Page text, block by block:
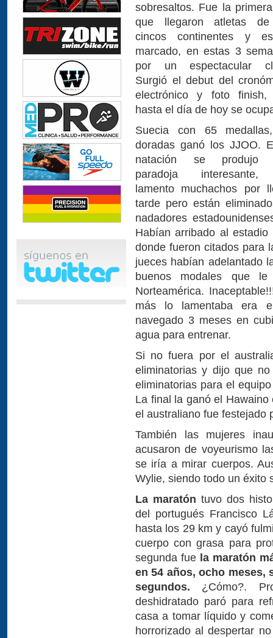
sobresaltos. Fue la
que llegaron atletas
cincos continentes y
marcado, en estas 3
por un espectacular
Surgió el debut del
electrónico y foto finish,
hasta el día de hoy se
Suecia con 65
doradas ganó los JJOO.
natación se produjo
paradoja
lamento muchachos por
tarde pero están
nadadores
Habían arribado al
donde fueron citados para
jueces habían adelantado
buenos modales que
Norteamérica.
más lo lamentaba era
navegado 3 meses en
agua para entrenar.
Si no fuera por el
eliminatorias y dijo que
eliminatorias para el
La final la ganó el
el australiano fue festejado
También las mujeres
acusaron de voyeurismo
se iría a mirar cuerpos.
Wylie, siendo todo un éxito
La maratón tuvo dos
del portugués Francisco
hasta los 29 km y cayó
cuerpo con grasa para
segunda fue la maratón
en 54 años, ocho meses,
segundos. ¿Cómo?.
deshidratado paró para
casa a tomar líquido y
horrorizado al despertar